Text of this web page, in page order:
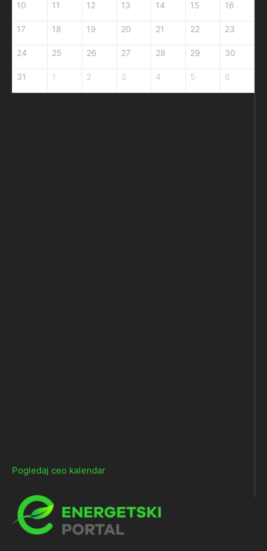
10 11 12 13 14 15 16
17 18 19 20 21 22 23
24 25 26 27 28 29 30
31 1 2 3 4 5 6
Pogledaj ceo kalendar